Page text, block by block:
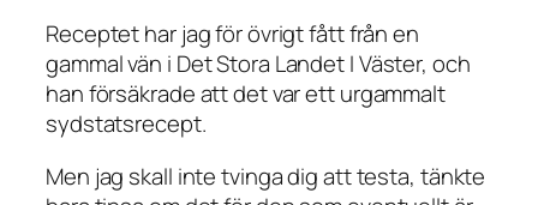
Receptet har jag för övrigt fått från en
gammal vän i Det Stora Landet I Väster, och
han försäkrade att det var ett urgammalt
sydstatsrecept.
Men jag skall inte tvinga dig att testa, tänkte